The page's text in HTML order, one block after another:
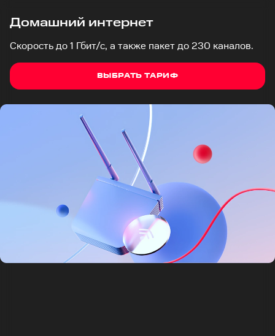
Домашний интернет
Скорость до 1 Гбит/с, а также пакет до 230 каналов.
ВЫБРАТЬ ТАРИФ